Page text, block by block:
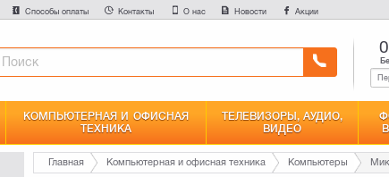
Способы оплаты Контакты О нас Новости Акции
КОМПЬЮТЕРНАЯ И ОФИСНАЯ
ТЕХНИКА
ТЕЛЕВИЗОРЫ, АУДИО,
ВИДЕО
Главная Компьютерная и офисная техника Компьютеры